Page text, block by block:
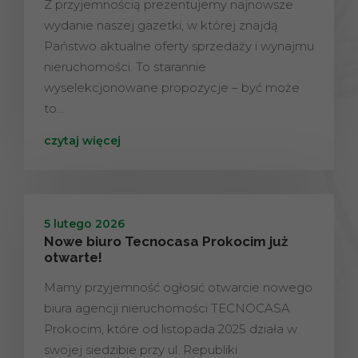
Z przyjemnością prezentujemy najnowsze
wydanie naszej gazetki, w której znajdą
Państwo aktualne oferty sprzedaży i wynajmu
nieruchomości. To starannie
wyselekcjonowane propozycje – być może
to…
czytaj więcej
5 lutego 2026
Nowe biuro Tecnocasa Prokocim już
otwarte!
Mamy przyjemność ogłosić otwarcie nowego
biura agencji nieruchomości TECNOCASA
Prokocim, które od listopada 2025 działa w
swojej siedzibie przy ul. Republiki